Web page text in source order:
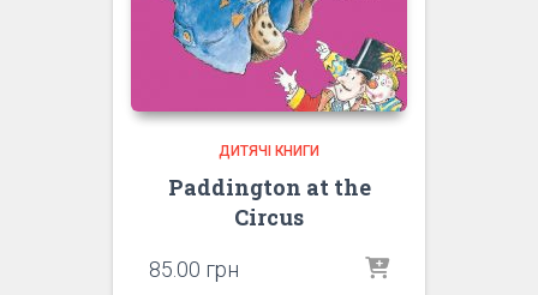
ДИТЯЧІ КНИГИ
Paddington at the
Circus
85.00 грн